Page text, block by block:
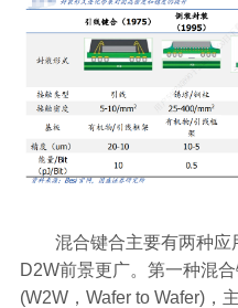
混合键合主要有两种应
D2W前景更广。第一种混
(W2W，Wafer to Wafer)，